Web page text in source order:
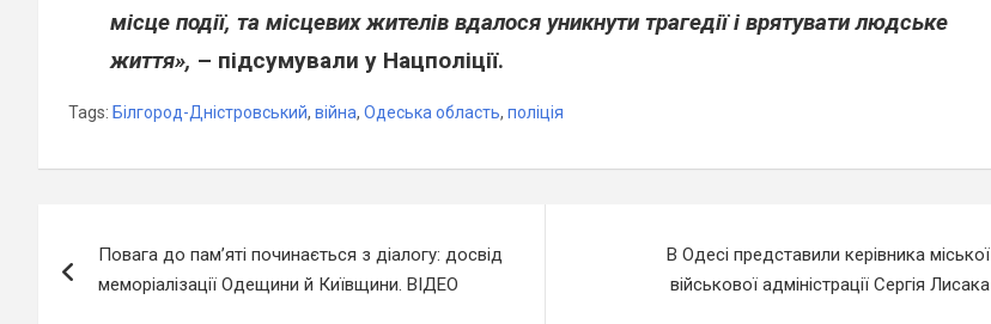
місце події, та місцевих жителів вдалося уникнути трагедії і врятувати людське
життя», – підсумували у Нацполіції.
Tags: Білгород-Дністровський, війна, Одеська область, поліція
записів
Повага до пам’яті починається з діалогу: досвід
меморіалізації Одещини й Київщини. ВІДЕО
В Одесі представили керівника міської
військової адміністрації Сергія Лисака